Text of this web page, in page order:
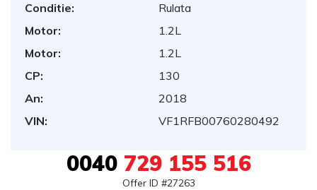
Conditie:
Rulata
Motor:
1.2L
Motor:
1.2L
CP:
130
An:
2018
VIN:
VF1RFB00760280492
0040729 155 516
Offer ID #27263